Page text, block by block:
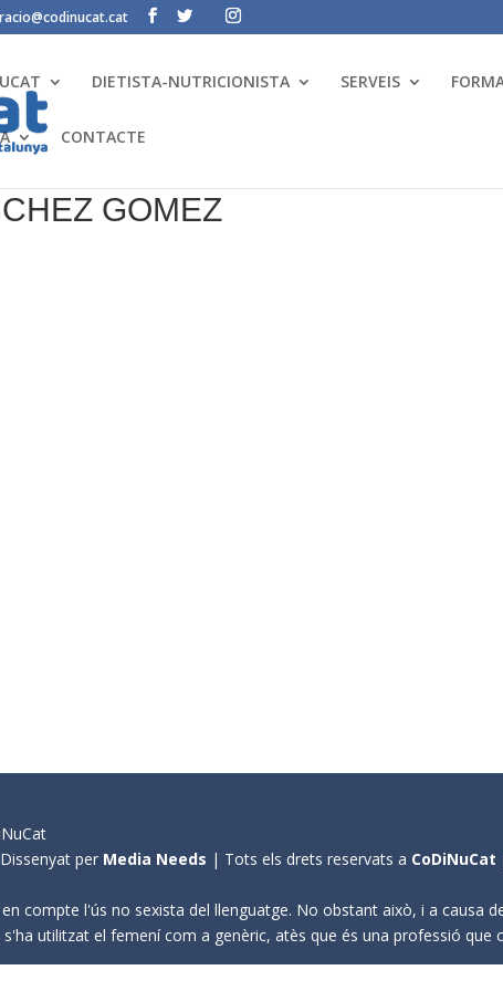
DIETISTA-NUTRICIONISTA SERVEIS
CONTACTE
GOMEZ
per Media Needs | Tots els drets reservats a
compte l'ús no sexista del llenguatge. No obstant això, i a causa
utilitzat el femení com a genèric, atès que és una professió